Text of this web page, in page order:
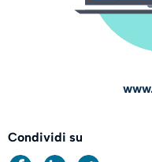
Condividi su